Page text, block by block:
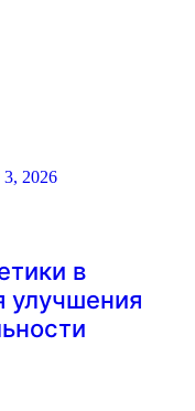
2026
в
улучшения